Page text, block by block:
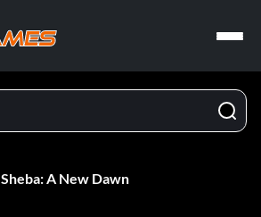
Sheba: A New Dawn